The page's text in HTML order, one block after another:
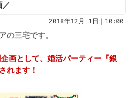
／
2018年12月 1日｜10:00
の三宅です。
画として、婚活パーティー『銀
れます！